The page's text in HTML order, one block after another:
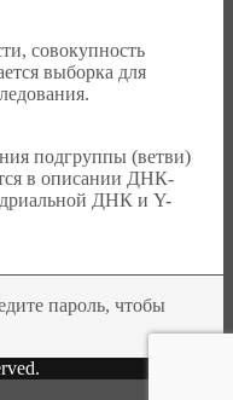
совокупность
выборка для
подгруппы (ветви)
в описании ДНК-
ДНК и Y-
пароль, чтобы